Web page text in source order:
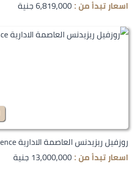
اسعار تبدأ من : 6,819,000 جنية
روزفيل ريزيدنس العاصمة الادارية Rosevil Residence
اسعار تبدأ من : 13,000,000 جنية